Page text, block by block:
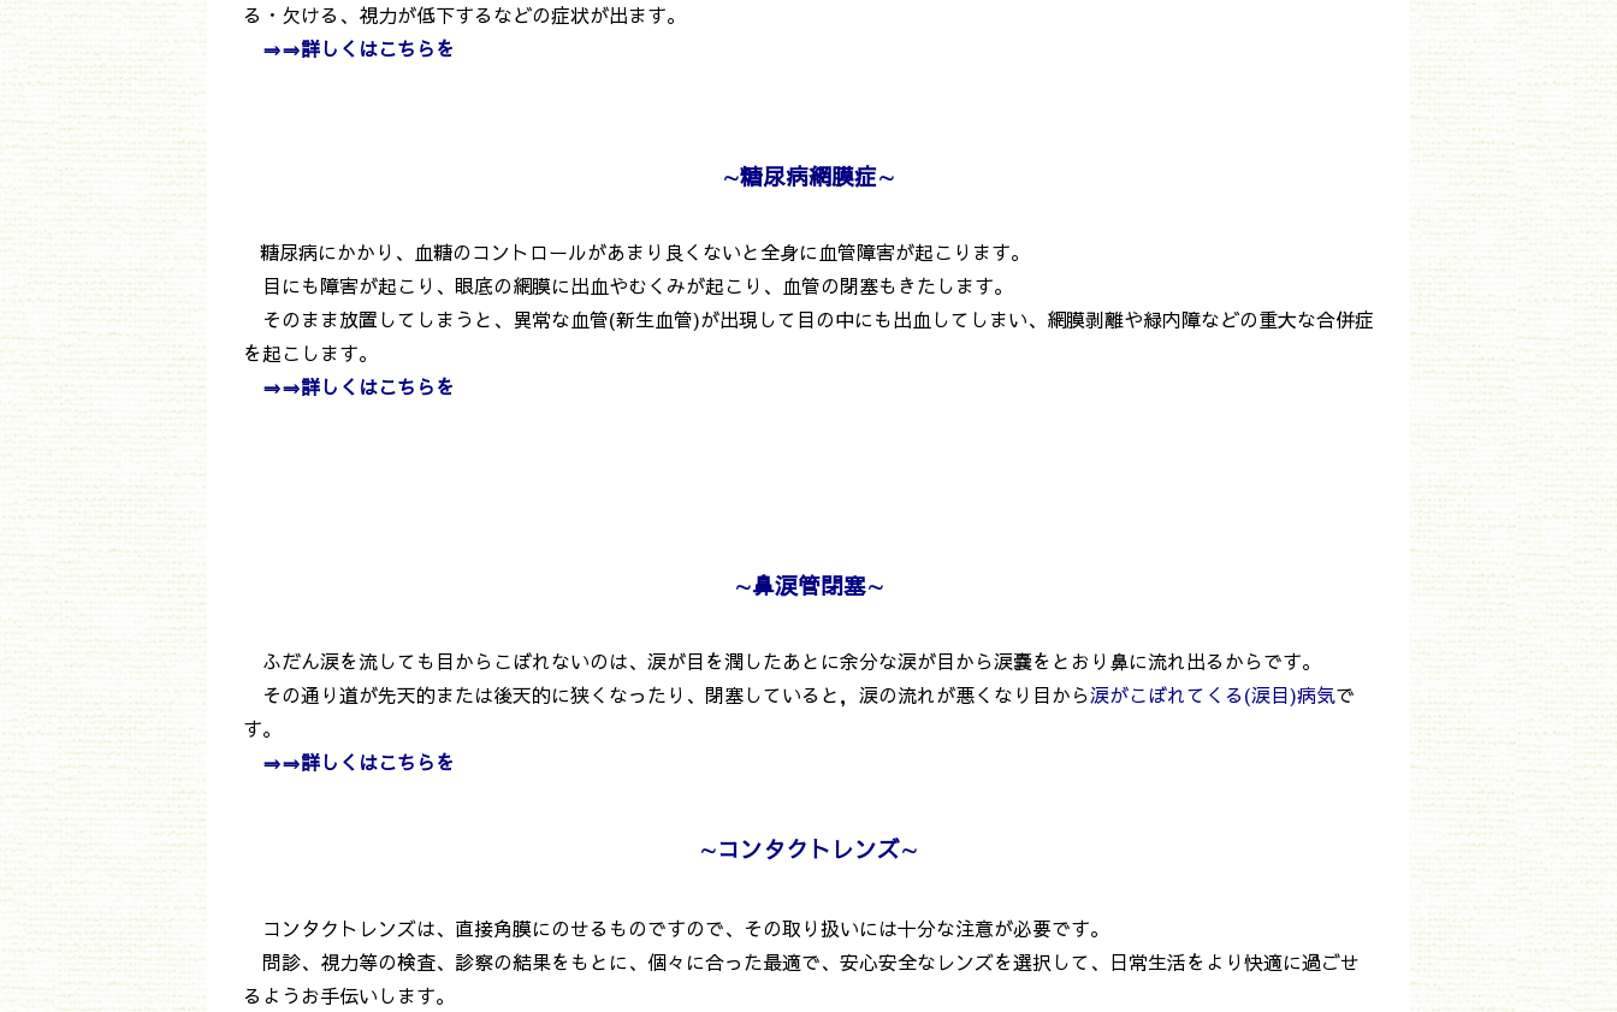
る・欠ける、視力が低下するなどの症状が出ます。
⇒⇒詳しくはこちらを
∼糖尿病網膜症∼
糖尿病にかかり、血糖のコントロールがあまり良くないと全身に血管障害が起こります。
目にも障害が起こり、眼底の網膜に出血やむくみが起こり、血管の閉塞もきたします。
そのまま放置してしまうと、異常な血管(新生血管)が出現して目の中にも出血してしまい、網膜剥離や緑内障などの重大な合併症
を起こします。
⇒⇒詳しくはこちらを
∼鼻涙管閉塞∼
ふだん涙を流しても目からこぼれないのは、涙が目を潤したあとに余分な涙が目から涙嚢をとおり鼻に流れ出るからです。
その通り道が先天的または後天的に狭くなったり、閉塞していると，涙の流れが悪くなり目から涙がこぼれてくる(涙目)病気で
す。
⇒⇒詳しくはこちらを
∼コンタクトレンズ∼
コンタクトレンズは、直接角膜にのせるものですので、その取り扱いには十分な注意が必要です。
問診、視力等の検査、診察の結果をもとに、個々に合った最適で、安心安全なレンズを選択して、日常生活をより快適に過ごせ
るようお手伝いします。